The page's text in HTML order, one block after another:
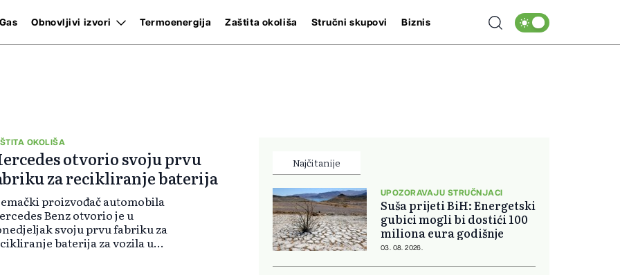
Gas Obnovljivi izvori Termoenergija Zaštita okoliša Stručni skupovi Biznis
OKOLIŠA
otvorio svoju prvu
za recikliranje baterija
proizvođač automobila
Benz otvorio je u
svoju prvu fabriku za
baterija za vozila u
Najčitanije
UPOZORAVAJU STRUČNJACI
Suša prijeti BiH: Energetski
gubici mogli bi dostići 100
miliona eura godišnje
03. 08. 2026.